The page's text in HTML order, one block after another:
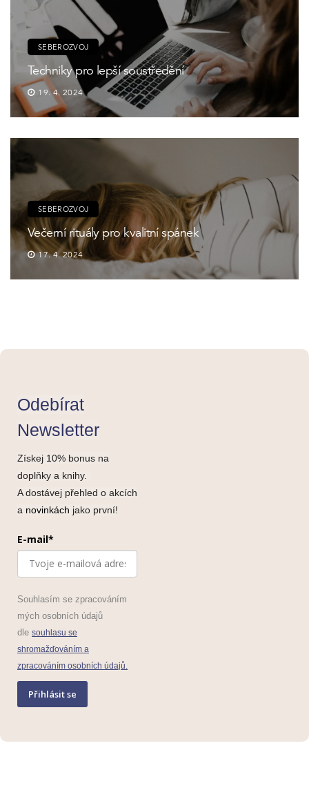
SEBEROZVOJ
Techniky pro lepší soustředění
19. 4. 2024
SEBEROZVOJ
Večerní rituály pro kvalitní spánek
17. 4. 2024
Odebírat
Newsletter
Získej 10% bonus na
doplňky a knihy.
A dostávej přehled o akcích
a novinkách jako první!
E-mail*
Souhlasím se zpracováním
mých osobních údajů
dle souhlasu se
shromažďováním a
zpracováním osobních údajů.
Přihlásit se